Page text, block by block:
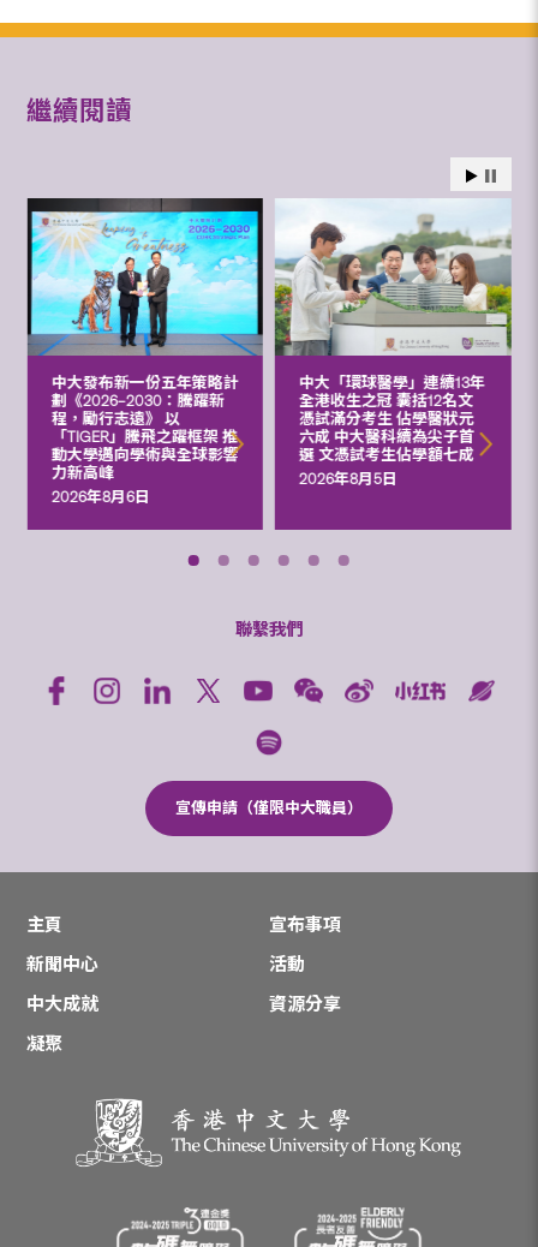
繼續閱讀
中大發布新一份五年策略計
劃《2026‒2030：騰躍新
程，勵行志遠》 以
「TIGER」騰飛之躍框架 推
動大學邁向學術與全球影響
力新高峰
2026年8月6日
中大「環球醫學」連續13年
全港收生之冠 囊括12名文
憑試滿分考生 佔學醫狀元
六成 中大醫科續為尖子首
選 文憑試考生佔學額七成
2026年8月5日
聯繫我們
宣傳申請（僅限中大職員）
主頁
宣布事項
新聞中心
活動
中大成就
資源分享
凝聚